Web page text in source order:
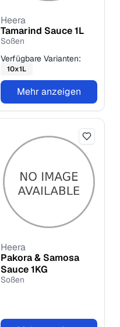
Heera
Tamarind Sauce1L
Soßen
Verfügbare Varianten:
10x1L
Mehr anzeigen
Heera
Pakora & Samosa
Sauce1KG
Soßen